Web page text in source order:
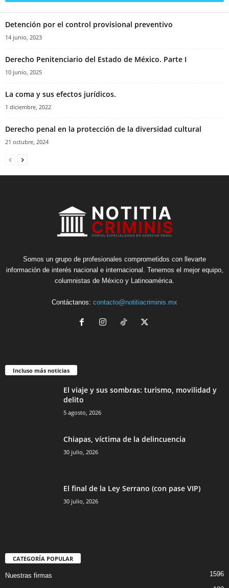
Detención por el control provisional preventivo
14 junio, 2023
Derecho Penitenciario del Estado de México. Parte I
10 junio, 2025
La coma y sus efectos jurídicos.
1 diciembre, 2022
Derecho penal en la protección de la diversidad cultural
21 octubre, 2024
Somos un grupo de profesionales comprometidos con llevarte
información de interés nacional e internacional. Tenemos el mejor equipo,
columnistas de México y Latinoamérica.
Contáctanos: contacto@notitiacriminis.mx
Incluso más noticias
El viaje y sus sombras: turismo, movilidad y
delito
5 agosto, 2026
Chiapas, víctima de la delincuencia
30 julio, 2026
El final de la Ley Serrano (con pase VIP)
30 julio, 2026
CATEGORÍA POPULAR
Nuestras firmas 1596